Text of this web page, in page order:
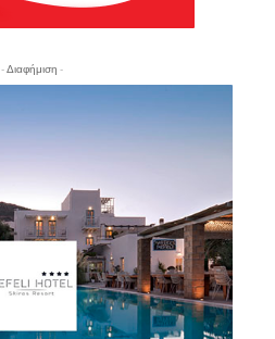
- Διαφήμιση -